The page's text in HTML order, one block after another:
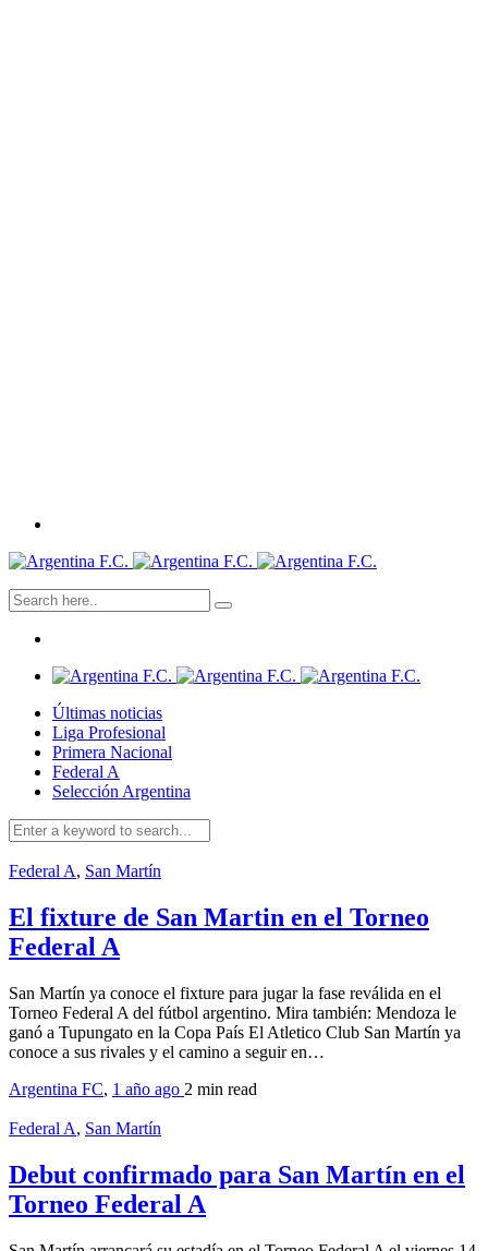
Últimas noticias
Liga Profesional
Primera Nacional
Federal A
Selección Argentina
Federal A, San Martín
El fixture de San Martin en el Torneo
Federal A
San Martín ya conoce el fixture para jugar la fase reválida en el
Torneo Federal A del fútbol argentino. Mira también: Mendoza le
ganó a Tupungato en la Copa País El Atletico Club San Martín ya
conoce a sus rivales y el camino a seguir en…
Argentina FC, 1 año ago 2 min read
Federal A, San Martín
Debut confirmado para San Martín en el
Torneo Federal A